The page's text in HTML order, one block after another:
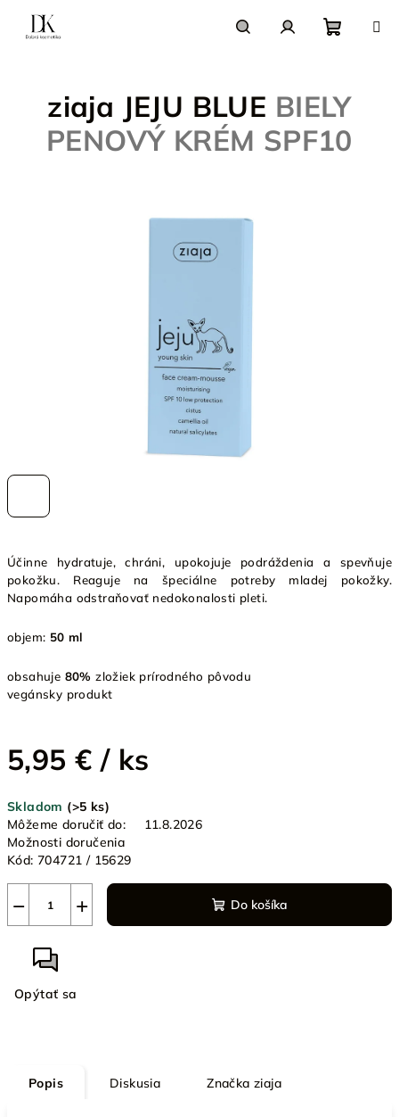
obsah
košík
Účinne hydratuje, chráni, upokojuje podráždenia a spevňuje
pokožku. Reaguje na špeciálne potreby mladej pokožky.
Napomáha odstraňovať nedokonalosti pleti.
objem: 50 ml
obsahuje 80% zložiek prírodného pôvodu
vegánsky produkt
5,95 € / ks
cena:
Skladom (>5 ks)
Môžeme doručiť do:
11.8.2026
Možnosti doručenia
Kód: 704721 / 15629
+
− Do košíka
Opýtať sa
ziaja JEJU BLUE BIELY
PENOVÝ KRÉM SPF10
Popis Diskusia Značka ziaja